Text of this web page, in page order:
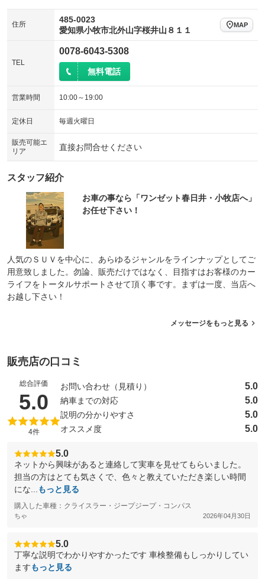
住所
485-0023
愛知県小牧市北外山字桜井山８１１
MAP
TEL
0078-6043-5308
無料電話
営業時間 10:00～19:00
定休日 毎週火曜日
販売可能エ
リア
直接お問合せください
スタッフ紹介
お車の事なら「ワンゼット春日井・小牧店へ」
お任せ下さい！
人気のＳＵＶを中心に、あらゆるジャンルをラインナップとしてご
用意致しました。勿論、販売だけではなく、目指すはお客様のカー
ライフをトータルサポートさせて頂く事です。まずは一度、当店へ
お越し下さい！
メッセージをもっと見る
販売店の口コミ
総合評価
5.0 （5点満点中）
4件
お問い合わせ（見積り） 5.0
納車までの対応 5.0
説明の分かりやすさ 5.0
オススメ度 5.0
5.0
ネットから興味があると連絡して実車を見せてもらいました。
担当の方はとても気さくで、色々と教えていただき楽しい時間
にな...
もっと見る
購入した車種：クライスラー・ジープジープ・コンパス
ちゃ 2026年04月30日
5.0
丁寧な説明でわかりやすかったです 車検整備もしっかりしてい
ますもっと見る